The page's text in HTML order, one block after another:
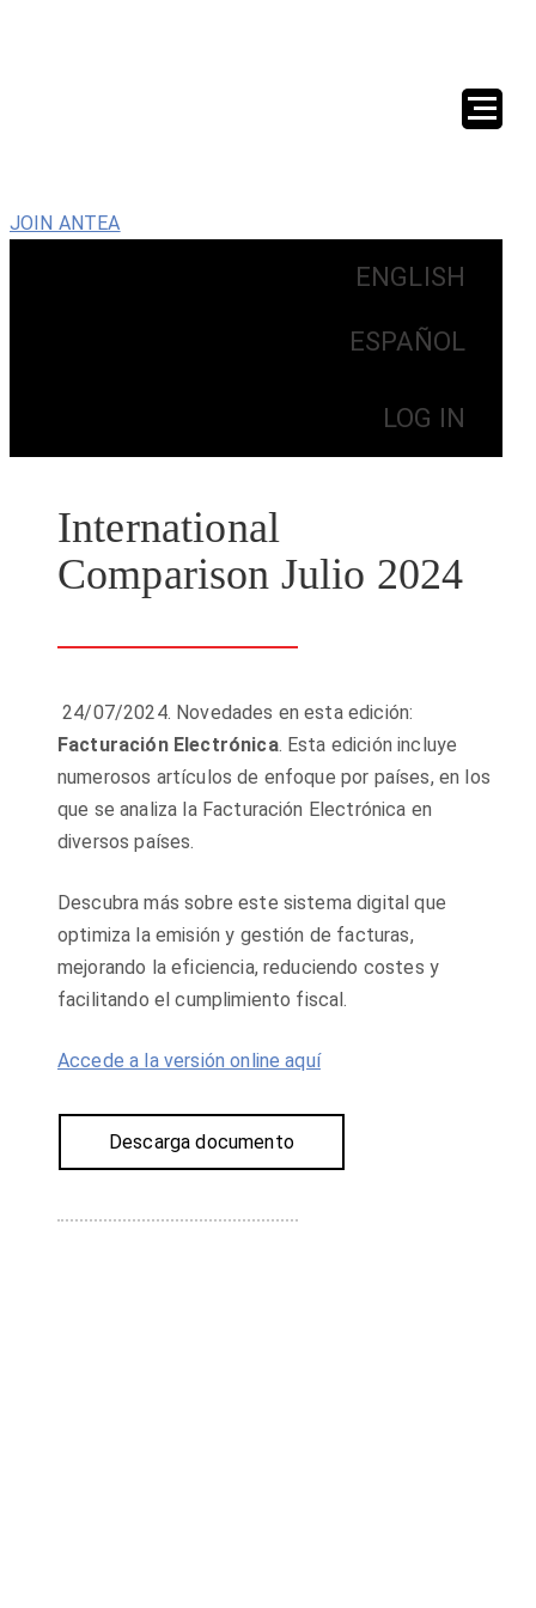
JOIN ANTEA
ENGLISH
ESPAÑOL
LOG IN
International
Comparison Julio 2024
24/07/2024. Novedades en esta edición:
Facturación Electrónica. Esta edición incluye
numerosos artículos de enfoque por países, en los
que se analiza la Facturación Electrónica en
diversos países.
Descubra más sobre este sistema digital que
optimiza la emisión y gestión de facturas,
mejorando la eficiencia, reduciendo costes y
facilitando el cumplimiento fiscal.
Accede a la versión online aquí
Descarga documento